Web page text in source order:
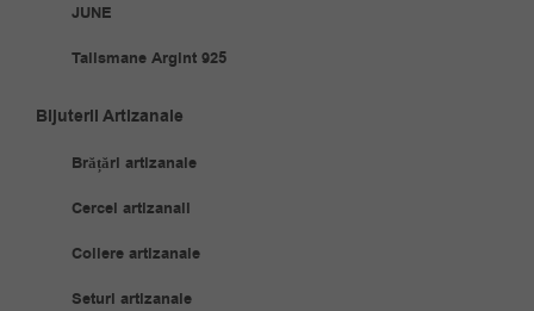
JUNE
Talismane Argint 925
Bijuterii Artizanale
Brățări artizanale
Cercei artizanali
Coliere artizanale
Seturi artizanale